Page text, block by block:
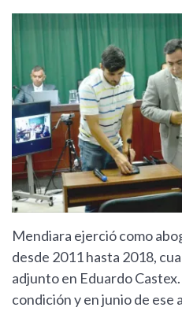
Mendiara ejerció como
desde 2011 hasta 2018,
adjunto en Eduardo
condición y en junio de ese